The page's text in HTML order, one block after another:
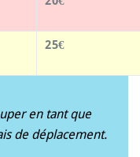
25€
en tant que
de déplacement.